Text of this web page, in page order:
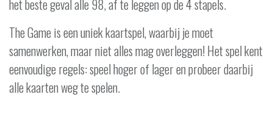
het beste geval alle 98, af te leggen op de 4 stapels.
The Game is een uniek kaartspel, waarbij je moet
samenwerken, maar niet alles mag overleggen! Het spel kent
eenvoudige regels: speel hoger of lager en probeer daarbij
alle kaarten weg te spelen.